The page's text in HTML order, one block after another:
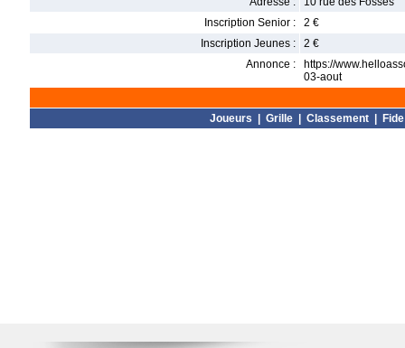
Inscription Senior :
2 €
Inscription Jeunes :
2 €
Annonce :
https://
03-aout
Joueurs Grille Classement Fide